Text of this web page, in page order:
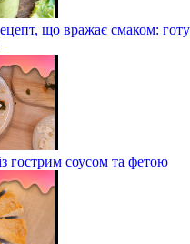
що вражає смаком:
гострим соусом та фетою